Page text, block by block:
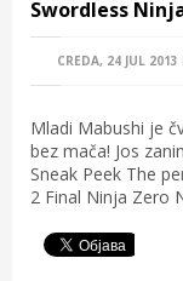
Swordless
CREDA, 24 JUL 2013
Mladi Mabushi je
bez mača! Jos
Sneak Peek The
2 Final Ninja Zero